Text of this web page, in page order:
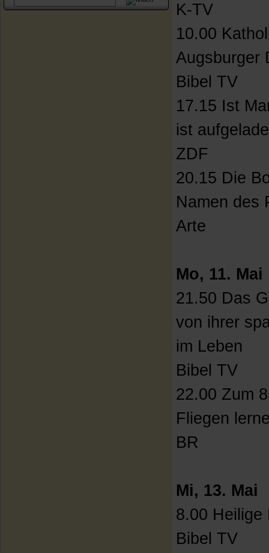
K-TV
10.00
Augsburger
Bibel TV
17.15 Ist
ist
ZDF
20.15 Die
Namen des
Arte
Mo, 11. Mai
21.50 Das
von ihrer
im Leben
Bibel TV
22.00 Zum
Fliegen
BR
Mi, 13. Mai
8.00 Heilige
Bibel TV